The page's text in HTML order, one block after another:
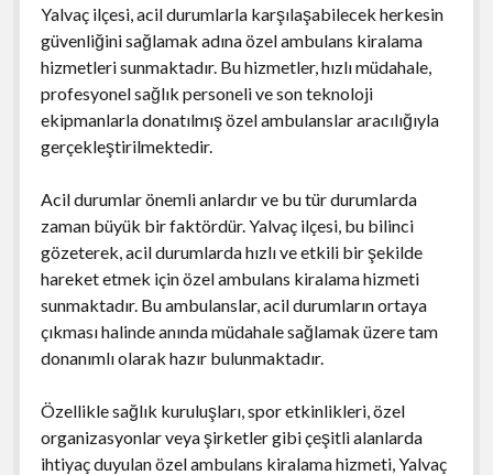
Yalvaç ilçesi, acil durumlarla karşılaşabilecek herkesin
güvenliğini sağlamak adına özel ambulans kiralama
hizmetleri sunmaktadır. Bu hizmetler, hızlı müdahale,
profesyonel sağlık personeli ve son teknoloji
ekipmanlarla donatılmış özel ambulanslar aracılığıyla
gerçekleştirilmektedir.
Acil durumlar önemli anlardır ve bu tür durumlarda
zaman büyük bir faktördür. Yalvaç ilçesi, bu bilinci
gözeterek, acil durumlarda hızlı ve etkili bir şekilde
hareket etmek için özel ambulans kiralama hizmeti
sunmaktadır. Bu ambulanslar, acil durumların ortaya
çıkması halinde anında müdahale sağlamak üzere tam
donanımlı olarak hazır bulunmaktadır.
Özellikle sağlık kuruluşları, spor etkinlikleri, özel
organizasyonlar veya şirketler gibi çeşitli alanlarda
ihtiyaç duyulan özel ambulans kiralama hizmeti, Yalvaç